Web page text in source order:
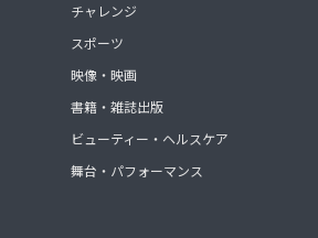
チャレンジ
スポーツ
映像・映画
書籍・雑誌出版
ビューティー・ヘルスケア
舞台・パフォーマンス